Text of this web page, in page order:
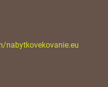
nabytkovekovanie.eu